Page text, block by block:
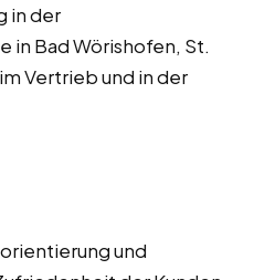
in der
in Bad Wörishofen, St.
Vertrieb und in der
und